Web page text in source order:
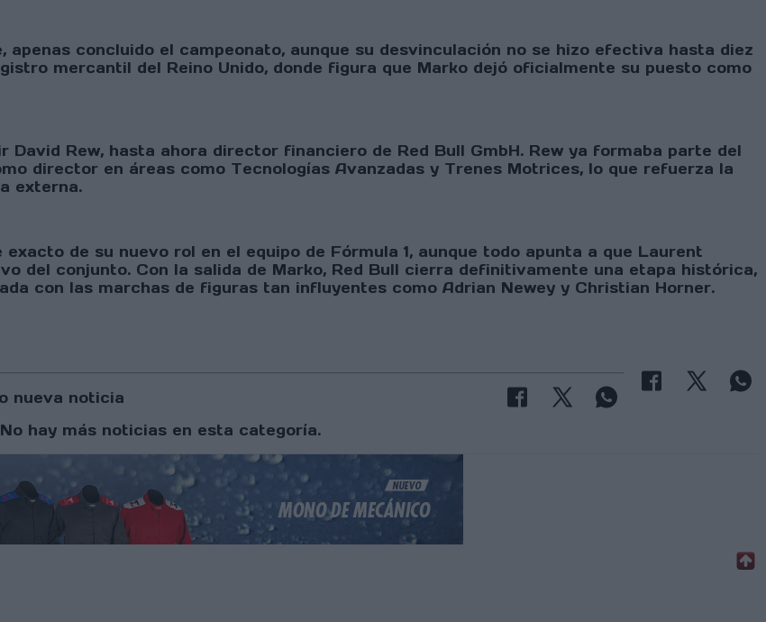
concluido el campeonato, aunque su desvinculación no se hizo efectiva hasta diez
mercantil del Reino Unido, donde figura que Marko dejó oficialmente su puesto como
Rew, hasta ahora director financiero de Red Bull GmbH. Rew ya formaba parte del
director en áreas como Tecnologías Avanzadas y Trenes Motrices, lo que refuerza la
externa.
de su nuevo rol en el equipo de Fórmula 1, aunque todo apunta a que Laurent
del conjunto. Con la salida de Marko, Red Bull cierra definitivamente una etapa histórica,
con las marchas de figuras tan influyentes como Adrian Newey y Christian Horner.
nueva noticia
No hay más noticias en esta categoría.